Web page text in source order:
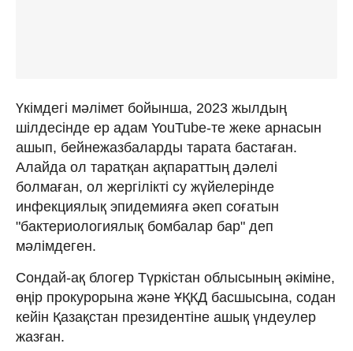
Үкімдегі мәлімет бойынша, 2023 жылдың
шілдесінде ер адам YouTube-те жеке арнасын
ашып, бейнежазбаларды тарата бастаған.
Алайда ол таратқан ақпараттың дәлелі
болмаған, ол жергілікті су жүйелерінде
инфекциялық эпидемияға әкеп соғатын
"бактериологиялық бомбалар бар" деп
мәлімдеген.
Сондай-ақ блогер Түркістан облысының әкіміне,
өңір прокурорына және ҰҚКД басшысына, содан
кейін Қазақстан президентіне ашық үндеулер
жазған.